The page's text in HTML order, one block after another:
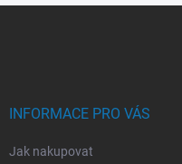
INFORMACE PRO VÁS
Jak nakupovat